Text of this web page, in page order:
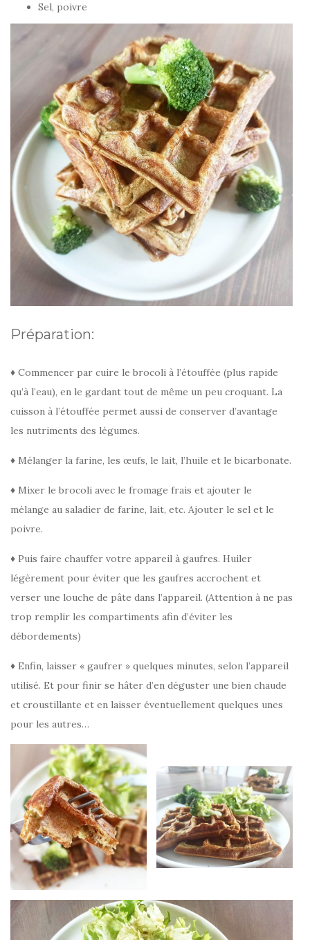
Sel, poivre
Préparation:
♦ Commencer par cuire le brocoli à l’étouffée (plus rapide
qu’à l’eau), en le gardant tout de même un peu croquant. La
cuisson à l’étouffée permet aussi de conserver d’avantage
les nutriments des légumes.
♦ Mélanger la farine, les œufs, le lait, l’huile et le bicarbonate.
♦ Mixer le brocoli avec le fromage frais et ajouter le
mélange au saladier de farine, lait, etc. Ajouter le sel et le
poivre.
♦ Puis faire chauffer votre appareil à gaufres. Huiler
légèrement pour éviter que les gaufres accrochent et
verser une louche de pâte dans l’appareil. (Attention à ne pas
trop remplir les compartiments afin d’éviter les
débordements)
♦ Enfin, laisser « gaufrer » quelques minutes, selon l’appareil
utilisé. Et pour finir se hâter d’en déguster une bien chaude
et croustillante et en laisser éventuellement quelques unes
pour les autres…